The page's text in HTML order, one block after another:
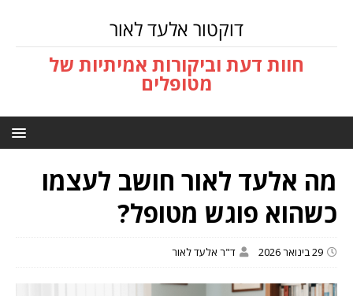
דוקטור אלעד לאור
חוות דעת וביקורות אמיתיות של
מטופלים
מה אלעד לאור חושב לעצמו
כשהוא פוגש מטופל?
29 בינואר 2026 ד"ר אלעד לאור